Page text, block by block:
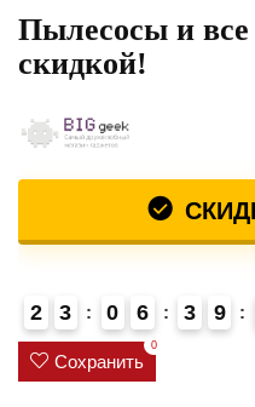
Пылесосы и все
скидкой!
2 3 0 6 3 9
Сохранить
0